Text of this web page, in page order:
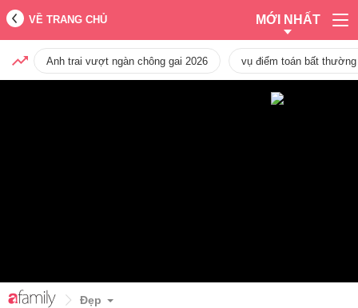
VỀ TRANG CHỦ MỚI NHẤT
Anh trai vượt ngàn chông gai 2026 vụ điểm toán bất
Đẹp